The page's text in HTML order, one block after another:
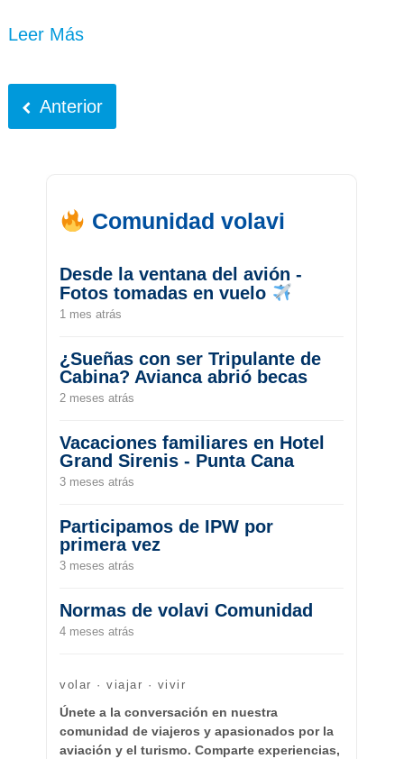
Leer Más
Anterior
Comunidad volavi
Desde la ventana del avión -
Fotos tomadas en vuelo
1 mes atrás
¿Sueñas con ser Tripulante de
Cabina? Avianca abrió becas
2 meses atrás
Vacaciones familiares en Hotel
Grand Sirenis - Punta Cana
3 meses atrás
Participamos de IPW por
primera vez
3 meses atrás
Normas de volavi Comunidad
4 meses atrás
volar · viajar · vivir
Únete a la conversación en nuestra
comunidad de viajeros y apasionados por la
aviación y el turismo. Comparte experiencias,